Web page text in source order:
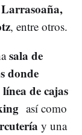
, entre otros.
sala de
donde
de cajas
así como
y una